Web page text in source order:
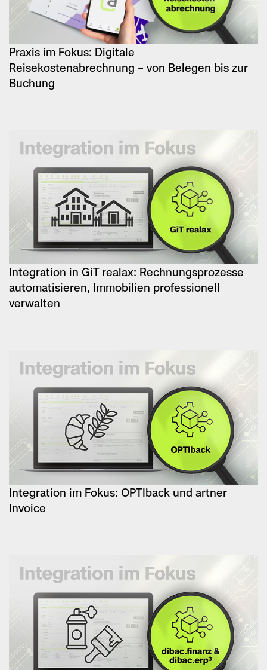
Praxis im Fokus: Digitale
Reisekostenabrechnung – von Belegen bis zur
Buchung
Integration in GiT realax: Rechnungsprozesse
automatisieren, Immobilien professionell
verwalten
Integration im Fokus: OPTIback und artner
Invoice